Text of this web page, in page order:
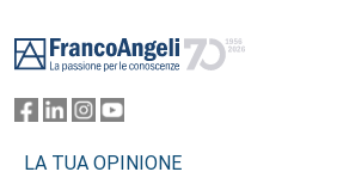
LA TUA OPINIONE